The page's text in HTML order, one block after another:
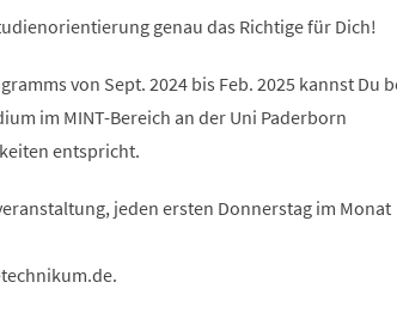
genau das Richtige für Dich!
von Sept. 2024 bis Feb. 2025 kannst Du
im MINT-Bereich an der Uni Paderborn
entspricht.
jeden ersten Donnerstag im Monat